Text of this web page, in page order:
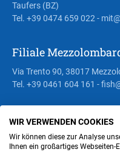
Taufers (BZ)
Tel. +39 0474 659 022 -
Filiale
Via Trento 90, 38017
Tel. +39 0461 604 161 -
Steuer- und
WIR VERWENDEN COOKIES
Wir können diese zur Analyse
Ihnen ein großartiges